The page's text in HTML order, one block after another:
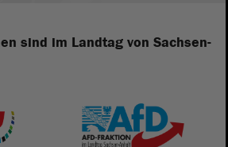
sind im Landtag von Sachsen-